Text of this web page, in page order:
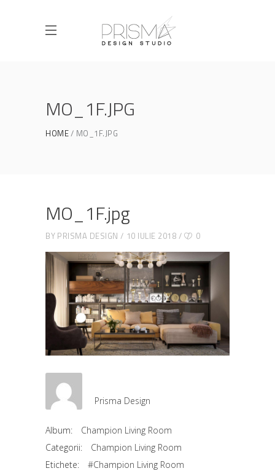
MO_1F.JPG
HOME MO_1F.JPG
MO_1F.jpg
BY PRISMA DESIGN 10 IULIE 2018 0
Prisma Design
Album:
Champion Living Room
Categorii:
Champion Living Room
Etichete:
#Champion Living Room